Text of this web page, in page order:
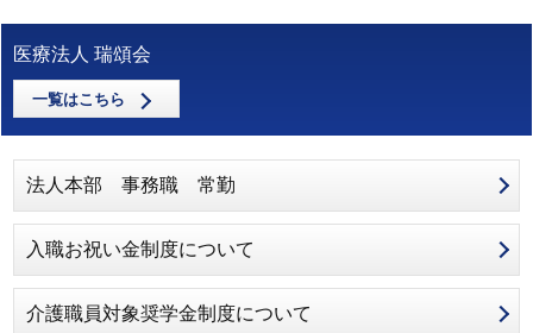
医療法人 瑞頌会
一覧はこちら
法人本部 事務職 常勤
入職お祝い金制度について
介護職員対象奨学金制度について